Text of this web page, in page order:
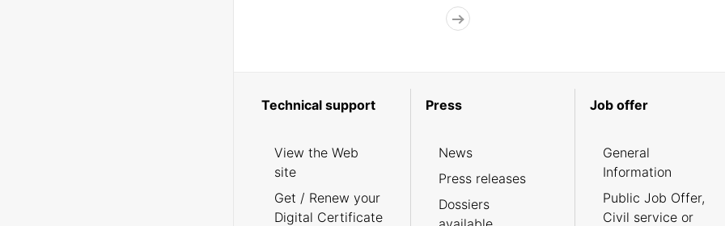
Technical support
View the Web
site
Get / Renew your
Digital Certificate
Press
News
Press releases
Dossiers
Job offer
General
Information
Public Job Offer,
Civil service or